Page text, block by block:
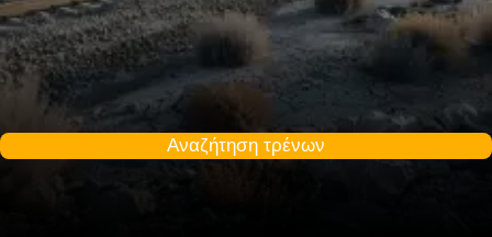
Αναζήτηση τρένων